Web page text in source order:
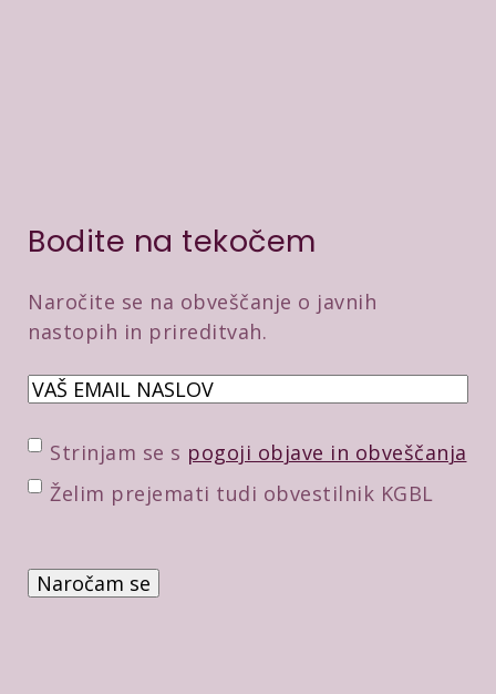
Bodite na tekočem
Naročite se na obveščanje o javnih
nastopih in prireditvah.
E
a
i
P
o
d
i
Strinjam se s pogoji objave in obveščanja
D Želim prejemati tudi obvestilnik KGBL